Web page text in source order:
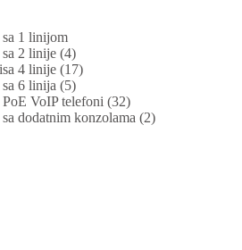
sa 1 linijom
sa 2 linije (4)
sa 4 linije (17)
sa 6 linija (5)
PoE VoIP telefoni (32)
sa dodatnim konzolama (2)